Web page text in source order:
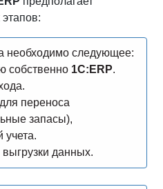
необходимо следующее:
собственно 1С:ERP.
переноса
запасы),
учета.
данных.